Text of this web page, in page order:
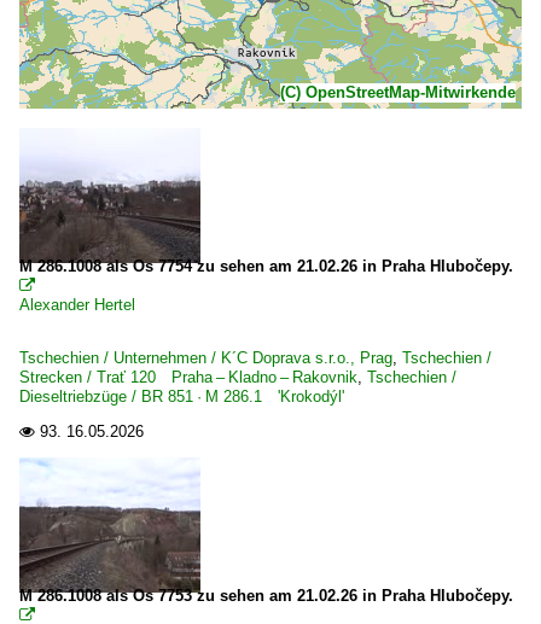
(C) OpenStreetMap-Mitwirkende
M 286.1008 als Os 7754 zu sehen am 21.02.26 in Praha Hlubočepy.

Alexander Hertel
Tschechien / Unternehmen / K´C Doprava s.r.o., Prag, Tschechien /
Strecken / Trať 120 Praha – Kladno – Rakovnik, Tschechien /
Dieseltriebzüge / BR 851 · M 286.1 'Krokodýl'
 93. 16.05.2026
M 286.1008 als Os 7753 zu sehen am 21.02.26 in Praha Hlubočepy.
